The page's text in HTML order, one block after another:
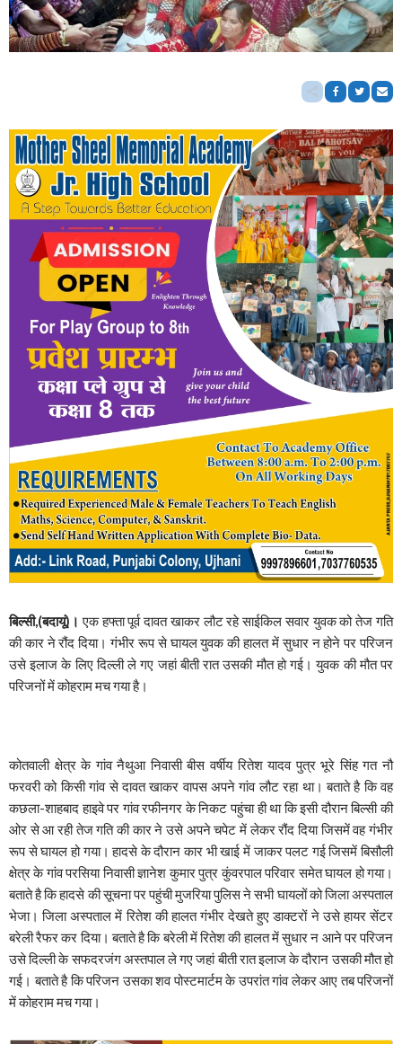
बिल्सी,(बदायूं)। एक हफ्ता पूर्व दावत खाकर लौट रहे साईकिल सवार युवक को तेज गति
की कार ने रौंद दिया। गंभीर रूप से घायल युवक की हालत में सुधार न होने पर परिजन
उसे इलाज के लिए दिल्ली ले गए जहां बीती रात उसकी मौत हो गई। युवक की मौत पर
परिजनों में कोहराम मच गया है।
कोतवाली क्षेत्र के गांव नैथुआ निवासी बीस वर्षीय रितेश यादव पुत्र भूरे सिंह गत नौ
फरवरी को किसी गांव से दावत खाकर वापस अपने गांव लौट रहा था। बताते है कि वह
कछला-शाहबाद हाइवे पर गांव रफीनगर के निकट पहुंचा ही था कि इसी दौरान बिल्सी की
ओर से आ रही तेज गति की कार ने उसे अपने चपेट में लेकर रौंद दिया जिसमें वह गंभीर
रूप से घायल हो गया। हादसे के दौरान कार भी खाई में जाकर पलट गई जिसमें बिसौली
क्षेत्र के गांव परसिया निवासी ज्ञानेश कुमार पुत्र कुंवरपाल परिवार समेत घायल हो गया।
बताते है कि हादसे की सूचना पर पहुंची मुजरिया पुलिस ने सभी घायलों को जिला अस्पताल
भेजा। जिला अस्पताल में रितेश की हालत गंभीर देखते हुए डाक्टरों ने उसे हायर सेंटर
बरेली रैफर कर दिया। बताते है कि बरेली में रितेश की हालत में सुधार न आने पर परिजन
उसे दिल्ली के सफदरजंग अस्तपाल ले गए जहां बीती रात इलाज के दौरान उसकी मौत हो
गई। बताते है कि परिजन उसका शव पोस्टमार्टम के उपरांत गांव लेकर आए तब परिजनों
में कोहराम मच गया।